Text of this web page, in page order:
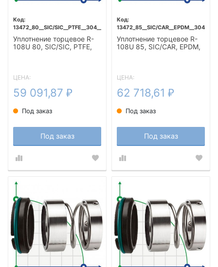
13472_80__SIC/SIC__PTFE__304__T5F
Уплотнение торцевое R-
108U 80, SIC/SIC, PTFE,
ЦЕНА:
59 091,87 ₽
Под заказ
Под заказ
13472_85__SIC/
Уплотнение торцевое R-
108U 85, SIC/CAR, EPDM,
ЦЕНА:
62 718,61 ₽
Под заказ
Под заказ